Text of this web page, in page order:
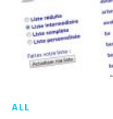
ALL